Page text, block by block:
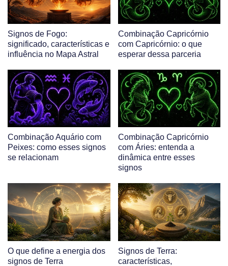
Signos de Fogo:
significado, características e
influência no Mapa Astral
Combinação Capricórnio
com Capricórnio: o que
esperar dessa parceria
Combinação Aquário com
Peixes: como esses signos
se relacionam
Combinação Capricórnio
com Áries: entenda a
dinâmica entre esses
signos
O que define a energia dos
signos de Terra
Signos de Terra:
características,